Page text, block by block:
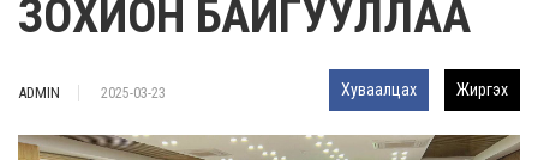
ЗОХИОН БАЙГУУЛЛАА
ADMIN 2025-03-23 Хуваалцах Жиргэх